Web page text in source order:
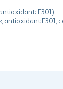
E301)